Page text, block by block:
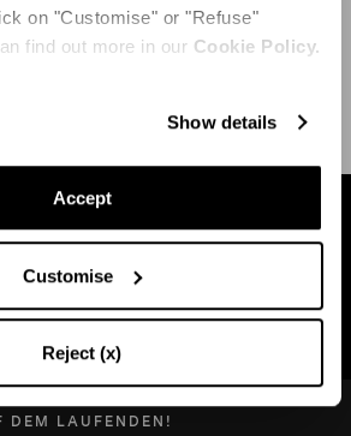
on "Customise" or "Refuse"
find out more in our Cookie Policy.
Show details
Accept
Customise
Reject (x)
in Ihrer Nähe
DEM LAUFENDEN!